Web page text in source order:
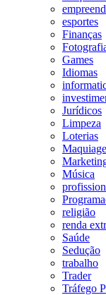
esportes
Finanças
Games
Idiomas
Jurídicos
Limpeza
Loterias
Música
religião
renda
Saúde
Sedução
trabalho
Trader
Tráfego